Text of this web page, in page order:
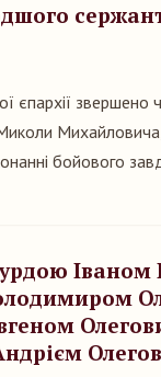
єпархії звершено
Михайловича,
бойового
Іваном